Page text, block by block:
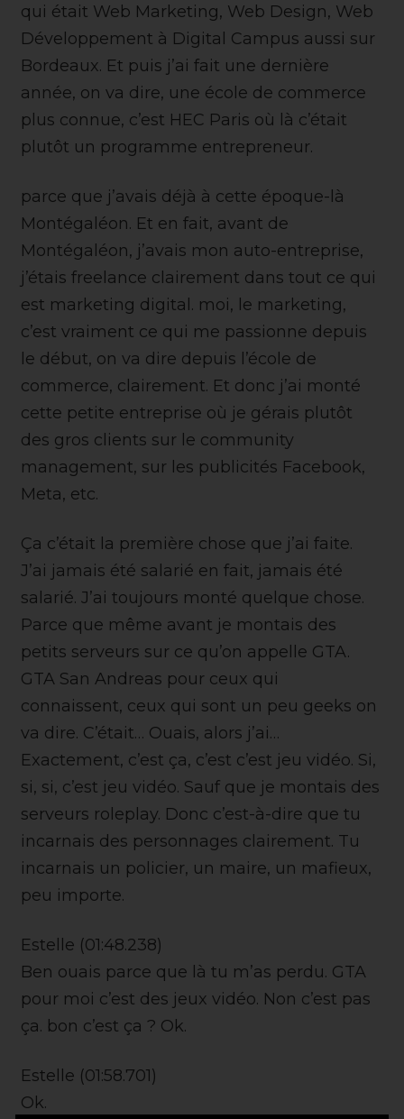
qui était Web Marketing, Web Design, Web
Développement à Digital Campus aussi sur
Bordeaux. Et puis j’ai fait une dernière
année, on va dire, une école de commerce
plus connue, c’est HEC Paris où là c’était
plutôt un programme entrepreneur.
parce que j’avais déjà à cette époque-là
Montégaléon. Et en fait, avant de
Montégaléon, j’avais mon auto-entreprise,
j’étais freelance clairement dans tout ce qui
est marketing digital. moi, le marketing,
c’est vraiment ce qui me passionne depuis
le début, on va dire depuis l’école de
commerce, clairement. Et donc j’ai monté
cette petite entreprise où je gérais plutôt
des gros clients sur le community
management, sur les publicités Facebook,
Meta, etc.
Ça c’était la première chose que j’ai faite.
J’ai jamais été salarié en fait, jamais été
salarié. J’ai toujours monté quelque chose.
Parce que même avant je montais des
petits serveurs sur ce qu’on appelle GTA.
GTA San Andreas pour ceux qui
connaissent, ceux qui sont un peu geeks on
va dire. C’était… Ouais, alors j’ai…
Exactement, c’est ça, c’est c’est jeu vidéo. Si,
si, si, c’est jeu vidéo. Sauf que je montais des
serveurs roleplay. Donc c’est-à-dire que tu
incarnais des personnages clairement. Tu
incarnais un policier, un maire, un mafieux,
peu importe.
Estelle (01:48.238)
Ben ouais parce que là tu m’as perdu. GTA
pour moi c’est des jeux vidéo. Non c’est pas
ça. bon c’est ça ? Ok.
Estelle (01:58.701)
Ok.